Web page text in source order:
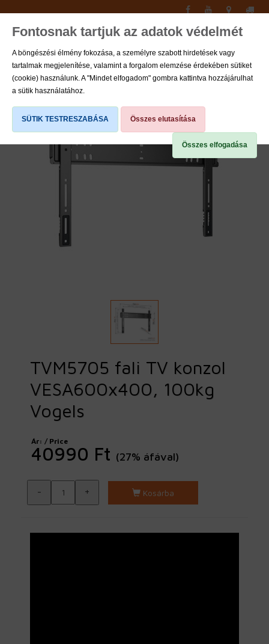
Fontosnak tartjuk az adatok védelmét
A böngészési élmény fokozása, a személyre szabott hirdetések vagy
tartalmak megjelenítése, valamint a forgalom elemzése érdekében sütiket
(cookie) használunk. A "Mindet elfogadom" gombra kattintva hozzájárulhat
a sütik használatához.
SÜTIK TESTRESZABÁSA Összes elutasítása
Összes elfogadása
0
TVM5705 fali TV konzol
VESA600x400, 100kg
Vogels
Ár: / Price
40990 Ft (27% áfával)
- + Kosárba